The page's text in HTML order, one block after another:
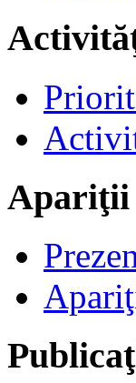
Apariţii